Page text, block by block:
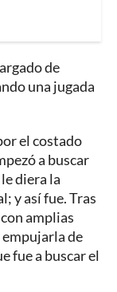
de
una jugada
el costado
a buscar
diera la
y así fue. Tras
amplias
de
fue a buscar el